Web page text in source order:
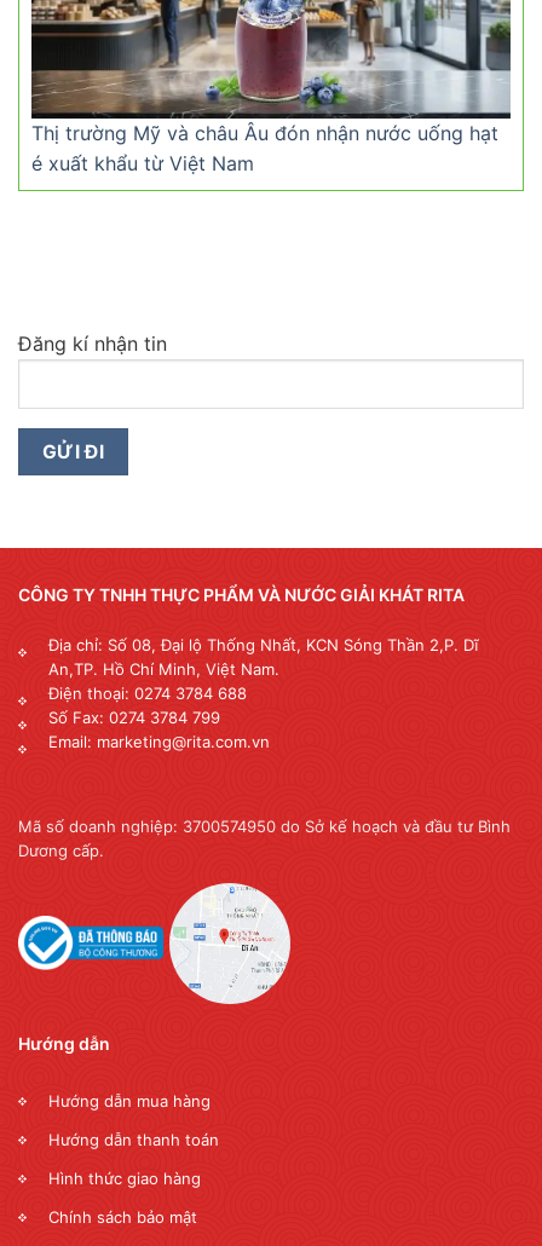
Thị trường Mỹ và châu Âu đón nhận nước uống hạt
é xuất khẩu từ Việt Nam
Đăng kí nhận tin
CÔNG TY TNHH THỰC PHẨM VÀ NƯỚC GIẢI KHÁT RITA
Địa chỉ: Số 08, Đại lộ Thống Nhất, KCN Sóng Thần 2,P. Dĩ
An,TP. Hồ Chí Minh, Việt Nam.
Điện thoại: 0274 3784 688
Số Fax: 0274 3784 799
Email: marketing@rita.com.vn
Mã số doanh nghiệp: 3700574950 do Sở kế hoạch và đầu tư Bình
Dương cấp.
Hướng dẫn
Hướng dẫn mua hàng
Hướng dẫn thanh toán
Hình thức giao hàng
Chính sách bảo mật